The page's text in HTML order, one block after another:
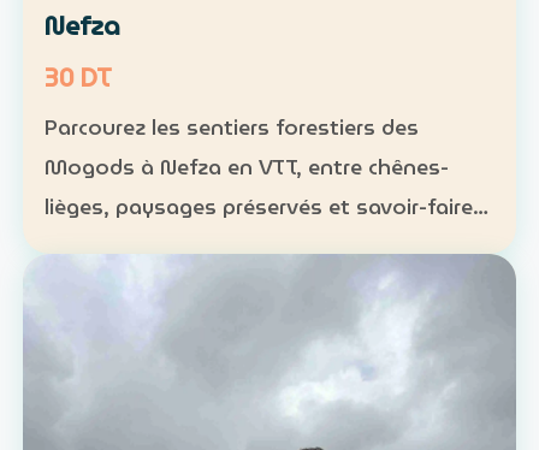
Nefza
30 DT
Parcourez les sentiers forestiers des
Mogods à Nefza en VTT, entre chênes-
lièges, paysages préservés et savoir-faire
local. VTT : 1 h à 1 h 30, niveau
intermédiaire — 30 DT par personne
Déjeuner maison : 35 DT par pers…